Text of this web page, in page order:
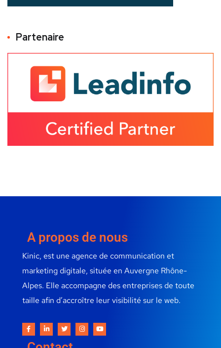
Partenaire
A propos de nous
Kinic, est une agence de communication et
marketing digitale, située en Auvergne Rhône-
Alpes. Elle accompagne des entreprises de toute
taille afin d’accroître leur visibilité sur le web.